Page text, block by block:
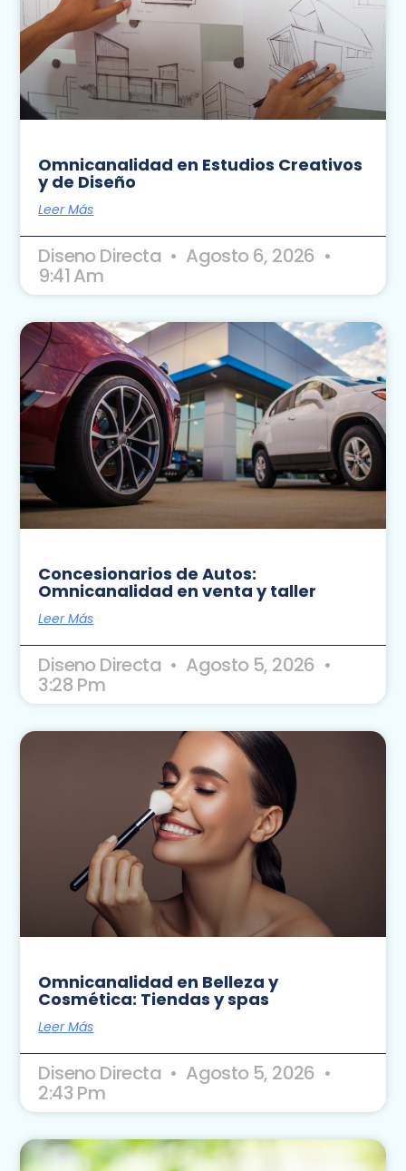
Omnicanalidad en Estudios Creativos
y de Diseño
Leer Más
Diseno Directa Agosto 6, 2026
9:41 Am
Concesionarios de Autos:
Omnicanalidad en venta y taller
Leer Más
Diseno Directa Agosto 5, 2026
3:28 Pm
Omnicanalidad en Belleza y
Cosmética: Tiendas y spas
Leer Más
Diseno Directa Agosto 5, 2026
2:43 Pm